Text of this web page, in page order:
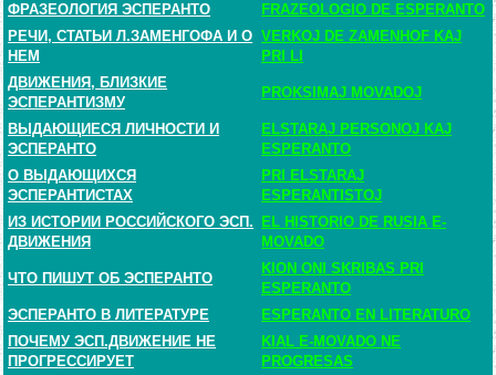
ФРАЗЕОЛОГИЯ ЭСПЕРАНТО
FRAZEOLOGIO DE ESPERANTO
РЕЧИ, СТАТЬИ Л.ЗАМЕНГОФА И О
НЕМ
VERKOJ DE ZAMENHOF KAJ
PRI LI
ДВИЖЕНИЯ, БЛИЗКИЕ
ЭСПЕРАНТИЗМУ
PROKSIMAJ MOVADOJ
ВЫДАЮЩИЕСЯ ЛИЧНОСТИ И
ЭСПЕРАНТО
ELSTARAJ PERSONOJ KAJ
ESPERANTO
О ВЫДАЮЩИХСЯ
ЭСПЕРАНТИСТАХ
PRI ELSTARAJ
ESPERANTISTOJ
ИЗ ИСТОРИИ РОССИЙСКОГО ЭСП.
ДВИЖЕНИЯ
EL HISTORIO DE RUSIA E-
MOVADO
ЧТО ПИШУТ ОБ ЭСПЕРАНТО
KION ONI SKRIBAS PRI
ESPERANTO
ЭСПЕРАНТО В ЛИТЕРАТУРЕ
ESPERANTO EN LITERATURO
ПОЧЕМУ ЭСП.ДВИЖЕНИЕ НЕ
ПРОГРЕССИРУЕТ
KIAL E-MOVADO NE
PROGRESAS